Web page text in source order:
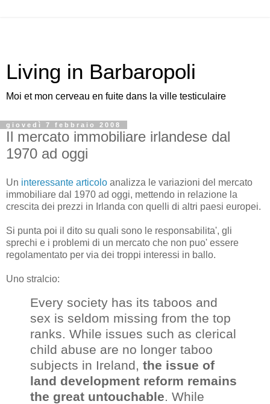
Living in Barbaropoli
Moi et mon cerveau en fuite dans la ville testiculaire
giovedì 7 febbraio 2008
Il mercato immobiliare irlandese dal
1970 ad oggi
Un interessante articolo analizza le variazioni del mercato
immobiliare dal 1970 ad oggi, mettendo in relazione la
crescita dei prezzi in Irlanda con quelli di altri paesi europei.
Si punta poi il dito su quali sono le responsabilita', gli
sprechi e i problemi di un mercato che non puo' essere
regolamentato per via dei troppi interessi in ballo.
Uno stralcio:
Every society has its taboos and
sex is seldom missing from the top
ranks. While issues such as clerical
child abuse are no longer taboo
subjects in Ireland, the issue of
land development reform remains
the great untouchable . While